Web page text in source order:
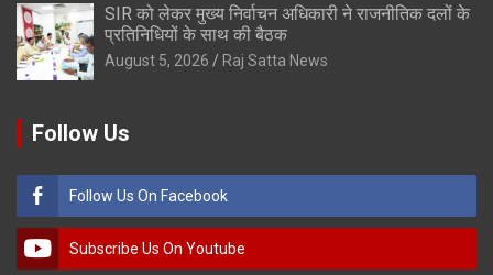
SIR को लेकर मुख्य निर्वाचन अधिकारी ने राजनीतिक दलों के
प्रतिनिधियों के साथ की बैठक
August 5, 2026 Raj Satta News
Follow Us
Follow Us On Facebook
Subscribe Us On Youtube